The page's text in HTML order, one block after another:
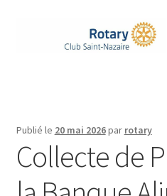
Notre Club
Nos Actions
Publié le 20 mai 2026par rotary
Collecte de